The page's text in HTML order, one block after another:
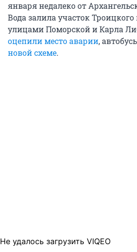
января недалеко от
Вода залила участок
улицами Поморской и Карла
оцепили место аварии,
новой схеме.
Не удалось загрузить VIQEO